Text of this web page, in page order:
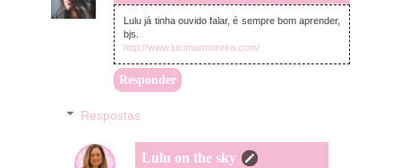
terça-feira, agosto 03, 2021
Lulu já tinha ouvido falar, é sempre bom aprender,
bjs.
http://www.lucimarmoreira.com/
Responder
Respostas
Lulu on the sky